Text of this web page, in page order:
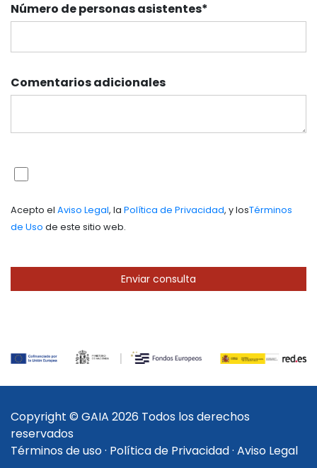
Número de personas asistentes*
Comentarios adicionales
Acepto el Aviso Legal, la Política de Privacidad, y losTérminos
de Uso de este sitio web.
Copyright © GAIA 2026 Todos los derechos
reservados
Términos de uso· Política de Privacidad· Aviso Legal